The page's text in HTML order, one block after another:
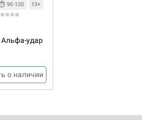
90-120 13+
Альфа-удар
о наличии